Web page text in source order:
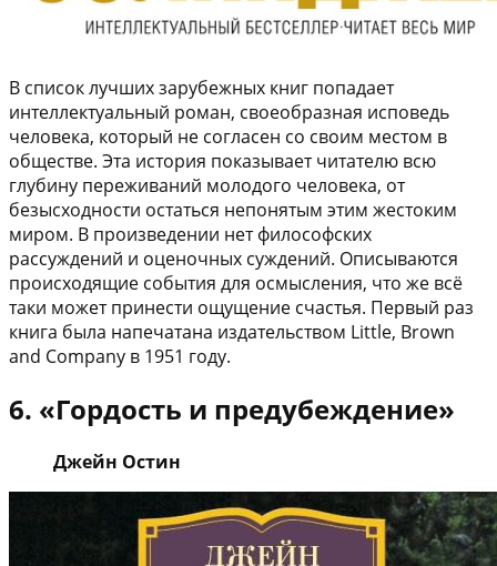
В список лучших зарубежных книг попадает
интеллектуальный роман, своеобразная исповедь
человека, который не согласен со своим местом в
обществе. Эта история показывает читателю всю
глубину переживаний молодого человека, от
безысходности остаться непонятым этим жестоким
миром. В произведении нет философских
рассуждений и оценочных суждений. Описываются
происходящие события для осмысления, что же всё
таки может принести ощущение счастья. Первый раз
книга была напечатана издательством Little, Brown
and Company в 1951 году.
6. «Гордость и предубеждение»
Джейн Остин